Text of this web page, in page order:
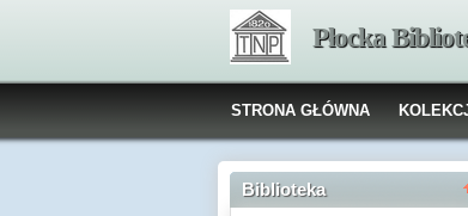
Płocka
STRONA GŁÓWNA
Biblioteka